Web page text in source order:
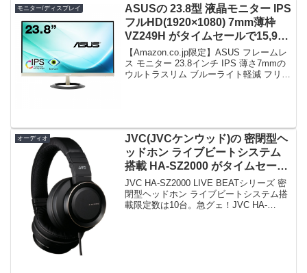
モニター/ディスプレイ
ASUSの 23.8型 液晶モニター IPS
フルHD(1920×1080) 7mm薄枠
VZ249H がタイムセールで15,980
円！
【Amazon.co.jp限定】ASUS フレームレ
ス モニター 23.8インチ IPS 薄さ7mmの
ウルトラスリム ブルーライト軽減 フリッ
オーディオ
JVC(JVCケンウッド)の 密閉型ヘ
ッドホン ライブビートシステム
搭載 HA-SZ2000 がタイムセール
で16,800円！
JVC HA-SZ2000 LIVE BEATシリーズ 密
閉型ヘッドホン ライブビートシステム搭
載限定数は10台。急グェ！JVC HA-